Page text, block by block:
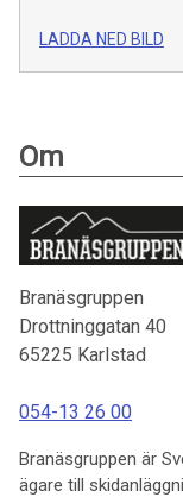
LADDA NED BILD
Om
Branäsgruppen
Drottninggatan 40
65225 Karlstad
054-13 26 00
Branäsgruppen är
ägare till